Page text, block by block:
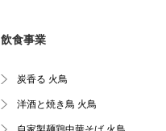
飲食事業
炭香る 火鳥
洋酒と焼き鳥 火鳥